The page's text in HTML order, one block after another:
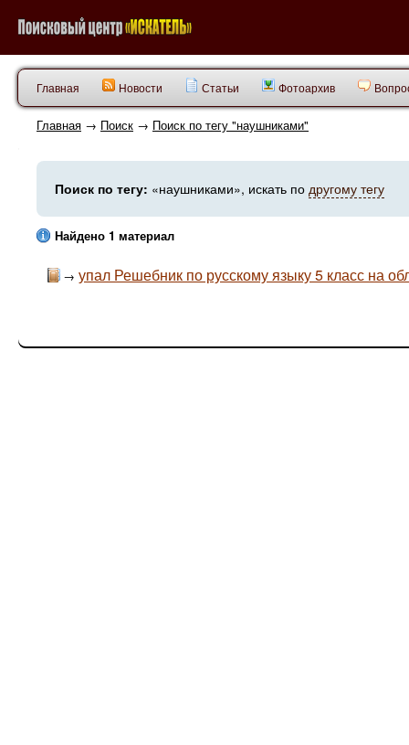
Главная Новости Статьи Фотоархив
Главная → Поиск → Поиск по тегу "наушниками"
Поиск по тегу: «наушниками», искать по другому тегу
Найдено 1 материал
→ упал Решебник по русскому языку 5 класс на